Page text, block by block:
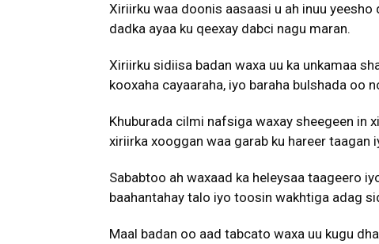
Xiriirku waa doonis aasaasi u ah inuu
dadka ayaa ku qeexay dabci nagu maran.
Xiriirku sidiisa badan waxa uu ka unkamaa
kooxaha cayaaraha, iyo baraha bulshada oo
Khuburada cilmi nafsiga waxay sheegeen in
xiriirka xooggan waa garab ku hareer taagan
Sababtoo ah waxaad ka heleysaa taageero
baahantahay talo iyo toosin wakhtiga adag
Maal badan oo aad tabcato waxa uu kugu